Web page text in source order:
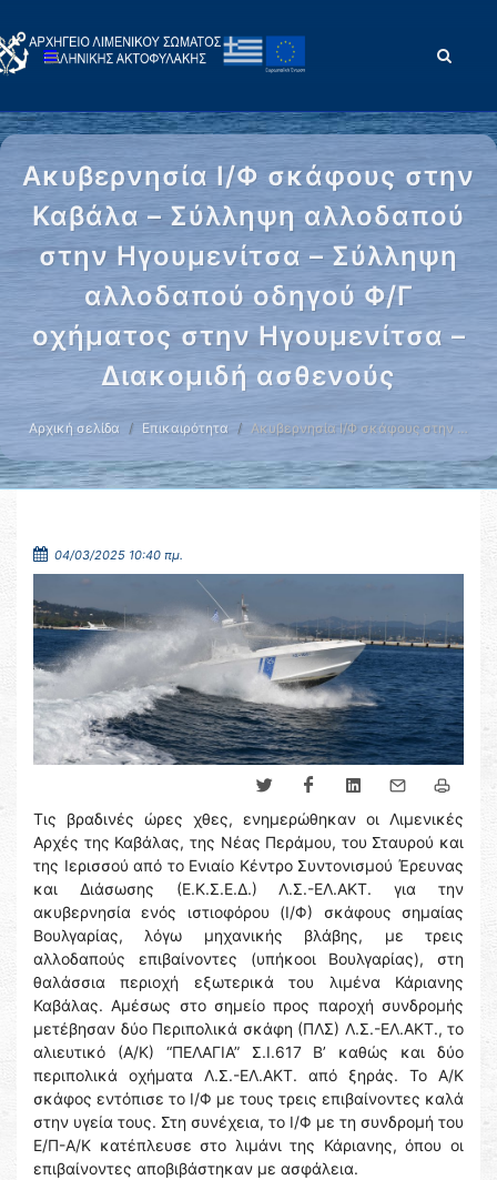
Ακυβερνησία Ι/Φ σκάφους στην
Καβάλα – Σύλληψη αλλοδαπού
στην Ηγουμενίτσα – Σύλληψη
αλλοδαπού οδηγού Φ/Γ
οχήματος στην Ηγουμενίτσα –
Διακομιδή ασθενούς
Αρχική σελίδα Επικαιρότητα Ακυβερνησία Ι/Φ σκάφους στην …
04/03/2025 10:40 πμ.
Τις βραδινές ώρες χθες, ενημερώθηκαν οι Λιμενικές
Αρχές της Καβάλας, της Νέας Περάμου, του Σταυρού και
της Ιερισσού από το Ενιαίο Κέντρο Συντονισμού Έρευνας
και Διάσωσης (Ε.Κ.Σ.Ε.Δ.) Λ.Σ.-ΕΛ.ΑΚΤ. για την
ακυβερνησία ενός ιστιοφόρου (Ι/Φ) σκάφους σημαίας
Βουλγαρίας, λόγω μηχανικής βλάβης, με τρεις
αλλοδαπούς επιβαίνοντες (υπήκοοι Βουλγαρίας), στη
θαλάσσια περιοχή εξωτερικά του λιμένα Κάριανης
Καβάλας. Αμέσως στο σημείο προς παροχή συνδρομής
μετέβησαν δύο Περιπολικά σκάφη (ΠΛΣ) Λ.Σ.-ΕΛ.ΑΚΤ., το
αλιευτικό (Α/Κ) “ΠΕΛΑΓΙΑ” Σ.Ι.617 Β’ καθώς και δύο
περιπολικά οχήματα Λ.Σ.-ΕΛ.ΑΚΤ. από ξηράς. Το Α/Κ
σκάφος εντόπισε το Ι/Φ με τους τρεις επιβαίνοντες καλά
στην υγεία τους. Στη συνέχεια, το Ι/Φ με τη συνδρομή του
Ε/Π-Α/Κ κατέπλευσε στο λιμάνι της Κάριανης, όπου οι
επιβαίνοντες αποβιβάστηκαν με ασφάλεια.